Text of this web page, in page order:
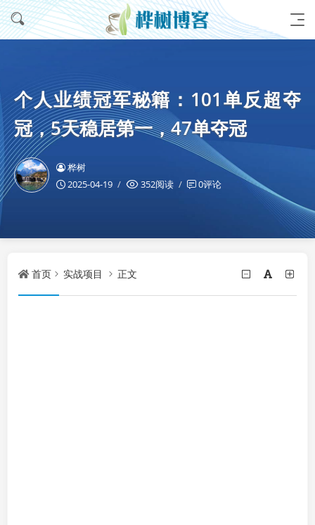
个人业绩冠军秘籍：101单反超夺
冠，5天稳居第一，47单夺冠
桦树
2025-04-19
352阅读 0评论
首页 实战项目 正文